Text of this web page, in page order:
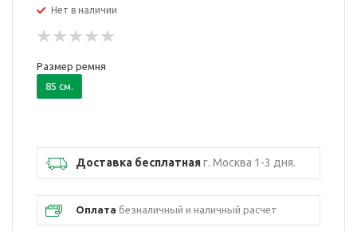
Нет в наличии
Размер ремня
85 см.
Доставка бесплатнаяг. Москва 1-3 дня.
Оплата безналичный и наличный расчет